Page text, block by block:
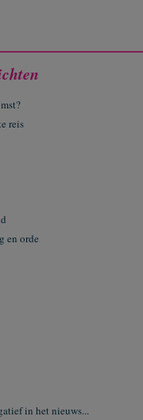
reis
en orde
in het nieuws...